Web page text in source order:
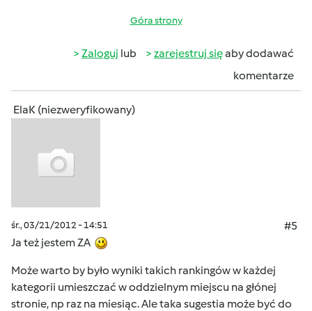
Góra strony
Zaloguj lub zarejestruj sięaby dodawać
komentarze
ElaK (niezweryfikowany)
śr., 03/21/2012 - 14:51
#5
Ja też jestem ZA
Może warto by było wyniki takich rankingów w każdej
kategorii umieszczać w oddzielnym miejscu na głónej
stronie, np raz na miesiąc. Ale taka sugestia może być do